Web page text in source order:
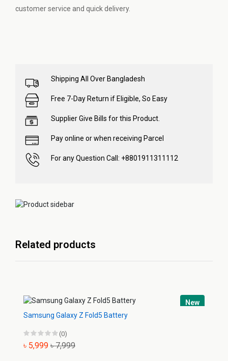
customer service and quick delivery.
Shipping All Over Bangladesh
Free 7-Day Return if Eligible, So Easy
Supplier Give Bills for this Product.
Pay online or when receiving Parcel
For any Question Call: +8801911311112
Related products
New
Samsung Galaxy Z Fold5 Battery
(0)
৳ 5,999 ৳ 7,999